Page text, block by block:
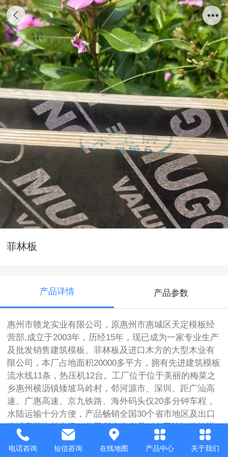
菲林板
产品详情 产品参数
惠州市赣龙实业有限公司，原惠州市惠城区天定模板经
营部,成立于2003年，历经15年，现已成为一家专业生产
及批发销售建筑模板、菲林板及进口木方的大型木业有
限公司，本厂占地面积20000多平方，拥有先进建筑模板
流水线11条，热压机12台。工厂位于位于美丽的梅菜之
乡惠州横沥镇矮坡马岭村，邻河源市、深圳、距广汕高
速、广惠高速、京九铁路、海外码头仅20多分钟车程，
水陆运输十分方便，产品畅销全国30个省市地区及出口
柬埔寨等海外市场，公司所生产产品《木工牌》建筑模
板具有防水性能好、不易变形、耐酸碱、使用方便、周
转次数多，质优价廉等特点，可降低施工成本和提高施
电话咨询 短信咨询 在线地图 产品中心 关于我们